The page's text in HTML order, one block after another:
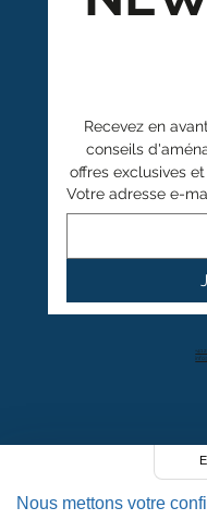
+41
Recevez en
conseils
offres exclusives
Votre adresse e-
4.4
+
Nous mettons votre